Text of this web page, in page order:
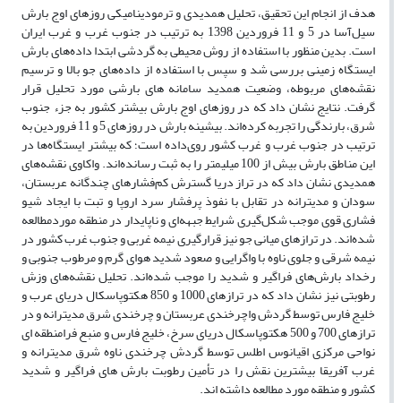
هدف از انجام این تحقیق، تحلیل همدیدی و ترمودینامیکی روزهای اوج بارش
سیل‌آسا در 5 و 11 فروردین 1398 به ترتیب در جنوب غرب و غرب ایران
است. بدین منظور با استفاده از روش محیطی به گردشی ابتدا داده‌های بارش
ایستگاه زمینی بررسی شد و سپس با استفاده از داده‌های جو بالا و ترسیم
نقشه‌های مربوطه، وضعیت همدید سامانه های بارشی مورد تحلیل قرار
گرفت. نتایج نشان داد که در روزهای اوج بارش بیشتر کشور به جزء جنوب
شرق، بارندگی را تجربه کرده‌اند. بیشینه بارش در روزهای 5 و 11 فروردین به
ترتیب در جنوب غرب و غرب کشور روی‌داده است؛ که بیشتر ایستگاه‌ها در
این مناطق بارش بیش از 100 میلیمتر را به ثبت رسانده‌اند. واکاوی نقشه‌های
همدیدی نشان داد که در تراز دریا گسترش کم‌فشارهای چندگانه عربستان،
سودان و مدیترانه در تقابل با نفوذ پرفشار سرد اروپا و تبت با ایجاد شیو
فشاری قوی موجب شکل‌گیری شرایط جبهه‌ای و ناپایدار در منطقه موردمطالعه
شده‌اند. در ترازهای میانی جو نیز قرارگیری نیمه غربی و جنوب غرب کشور در
نیمه شرقی و جلوی ناوه با واگرایی و صعود شدید هوای گرم و مرطوب جنوبی و
رخداد بارش‌های فراگیر و شدید را موجب شده‌اند. تحلیل نقشه‌های وزش
رطوبتی نیز نشان داد که در ترازهای 1000 و 850 هکتوپاسکال دریای عرب و
خلیج فارس توسط گردش واچرخندی عربستان و چرخندی شرق مدیترانه و در
ترازهای 700 و 500 هکتوپاسکال دریای سرخ، خلیج فارس و منبع فرامنطقه ای
نواحی مرکزی اقیانوس اطلس توسط گردش چرخندی ناوه شرق مدیترانه و
غرب آفریقا بیشترین نقش را در تأمین رطوبت بارش های فراگیر و شدید
کشور و منطقه مورد مطالعه داشته اند.